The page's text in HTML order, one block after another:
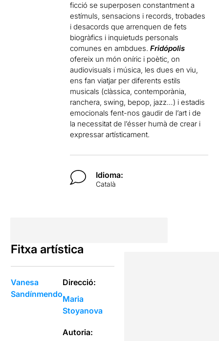
ficció se superposen constantment a
estímuls, sensacions i records, trobades
i desacords que arrenquen de fets
biogràfics i inquietuds personals
comunes en ambdues.Fridópolis
ofereix un món oníric i poètic, on
audiovisuals i música, les dues en viu,
ens fan viatjar per diferents estils
musicals (clàssica, contemporània,
ranchera, swing, bepop, jazz…) i estadis
emocionals fent-nos gaudir de l’art i de
la necessitat de l’ésser humà de crear i
expressar artísticament.
Idioma:
Català
Fitxa artística
Vanesa
Sandínmendo
Direcció:
Maria
Stoyanova
Autoria: